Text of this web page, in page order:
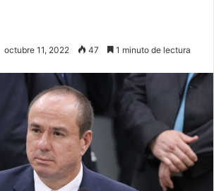
octubre 11, 2022 47 1 minuto de lectura